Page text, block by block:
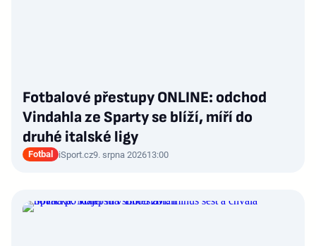
Fotbalové přestupy ONLINE: odchod
Vindahla ze Sparty se blíží, míří do
druhé italské ligy
Fotbal iSport.cz9. srpna 202613:00